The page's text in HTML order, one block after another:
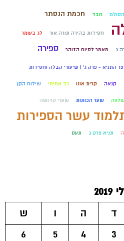
חבד חכמת הנסתר
חסידות בהירה תורה אור לג בעומר
ג מאמר לסיום הזוהר ספירה
התניא - פרק ג' | שיעורי קבלה וחסידות
קנאה קרית אונו רב אמיתי שילוח הקן
שלווה שער הכוונות שערי קדושה
עשר הספירות
תניא פרק ג תעס
2019
ד ה ו
ש
3
4
5
6